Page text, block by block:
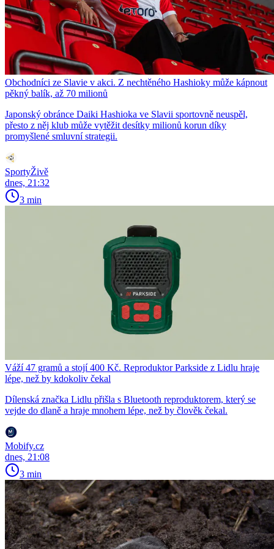
Obchodníci ze Slavie v akci. Z nechtěného Hashioky může kápnout
pěkný balík, až 70 milionů
Japonský obránce Daiki Hashioka ve Slavii sportovně neuspěl,
přesto z něj klub může vytěžit desítky milionů korun díky
promyšlené smluvní strategii.
SportyŽivě
dnes, 21:32
3 min
Váží 47 gramů a stojí 400 Kč. Reproduktor Parkside z Lidlu hraje
lépe, než by kdokoliv čekal
Dílenská značka Lidlu přišla s Bluetooth reproduktorem, který se
vejde do dlaně a hraje mnohem lépe, než by člověk čekal.
Mobify.cz
dnes, 21:08
3 min